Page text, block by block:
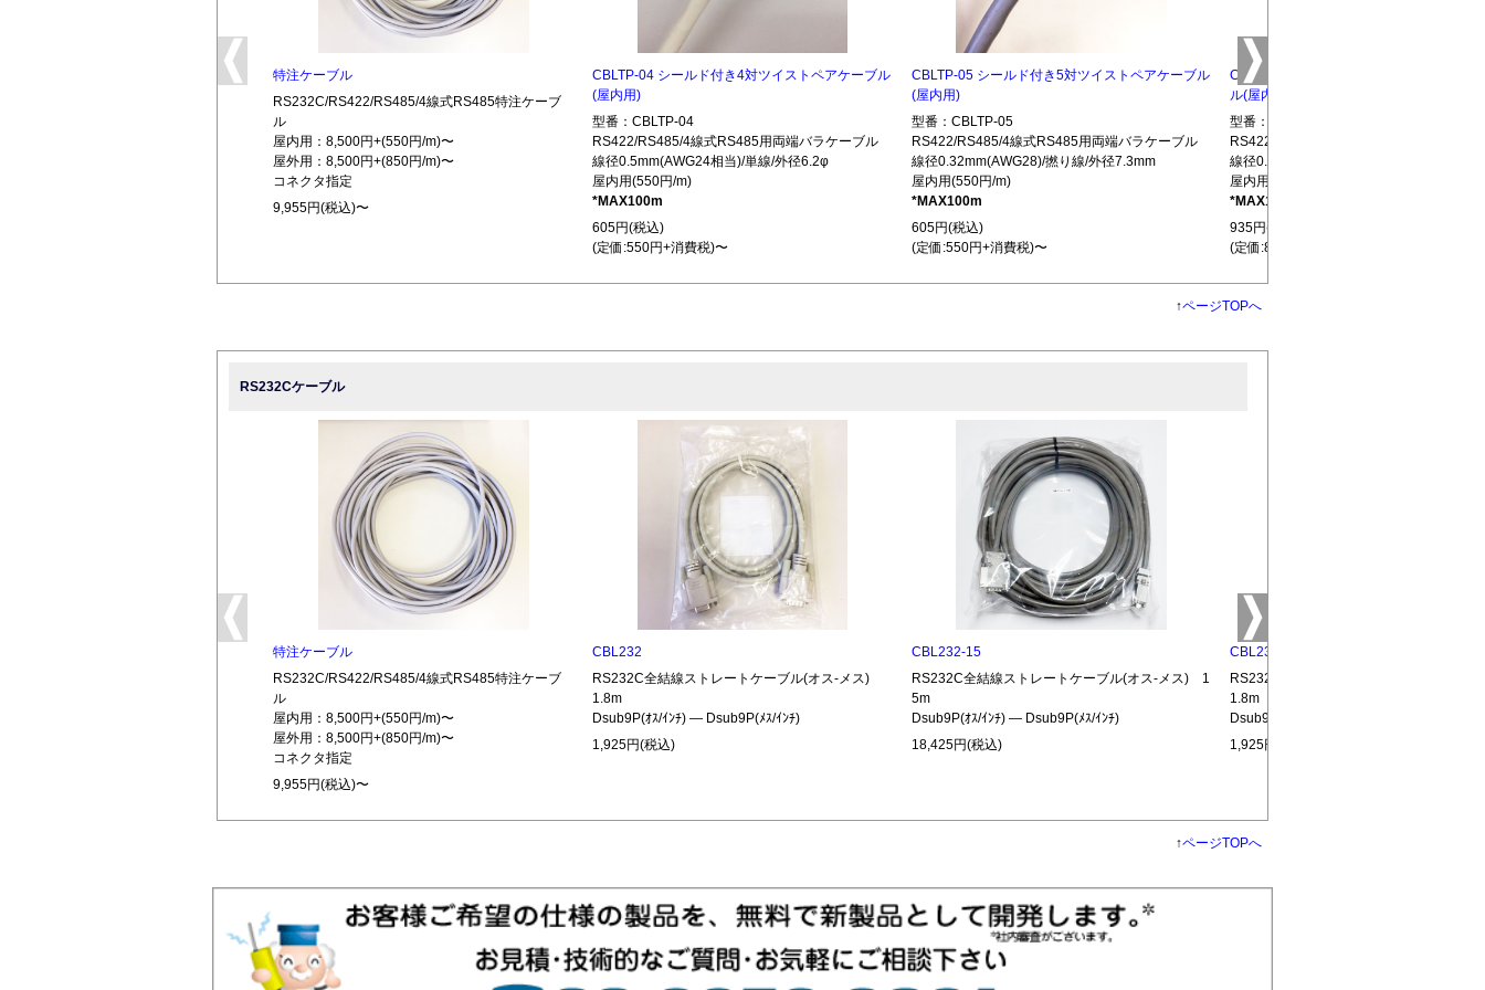
特注ケーブル
RS232C/RS422/RS485/4線式RS485特注ケーブ
ル
屋内用：8,500円+(550円/m)〜
屋外用：8,500円+(850円/m)〜
コネクタ指定
9,955円(税込)〜
CBLTP-04 シールド付き4対ツイストペアケーブル
(屋内用)
型番：CBLTP-04
RS422/RS485/4線式RS485用両端バラケーブル
線径0.5mm(AWG24相当)/単線/外径6.2φ
屋内用(550円/m)
*MAX100m
605円(税込)
(定価:550円+消費税)〜
CBLTP-05 シールド付き5対ツイストペアケーブル
(屋内用)
型番：CBLTP-05
RS422/RS485/4線式RS485用両端バラケーブル
線径0.32mm(AWG28)/撚り線/外径7.3mm
屋内用(550円/m)
*MAX100m
605円(税込)
(定価:550円+消費税)〜
CBLTP-10 シールド付き10対ツイストペ
ル(屋内用)
型番：CBLTP-10
RS422/RS485/4線式RS485用両端バラケ
線径0.32mm(AWG28)/撚り線/外径12.7mm
屋内用(850円/m)
*MAX100m
935円(税込)
(定価:850円+消費税)〜
↑ページTOPへ
RS232Cケーブル
特注ケーブル
RS232C/RS422/RS485/4線式RS485特注ケーブ
ル
屋内用：8,500円+(550円/m)〜
屋外用：8,500円+(850円/m)〜
コネクタ指定
9,955円(税込)〜
CBL232
RS232C全結線ストレートケーブル(オス-メス)
1.8m
Dsub9P(ｵｽ/ｲﾝﾁ) ― Dsub9P(ﾒｽ/ｲﾝﾁ)
1,925円(税込)
CBL232-15
RS232C全結線ストレートケーブル(オス-メス) 1
5m
Dsub9P(ｵｽ/ｲﾝﾁ) ― Dsub9P(ﾒｽ/ｲﾝﾁ)
18,425円(税込)
CBL232-MM
RS232C全結線ストレートケーブル(オ
1.8m
Dsub9P(ｵｽ/ｲﾝﾁ) ― Dsub9P(ｵｽ/ｲﾝﾁ)
1,925円(税込)
↑ページTOPへ